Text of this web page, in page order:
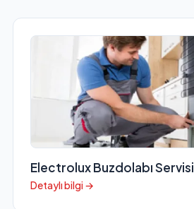
Electrolux Buzdolabı Servisi
Detaylı bilgi →